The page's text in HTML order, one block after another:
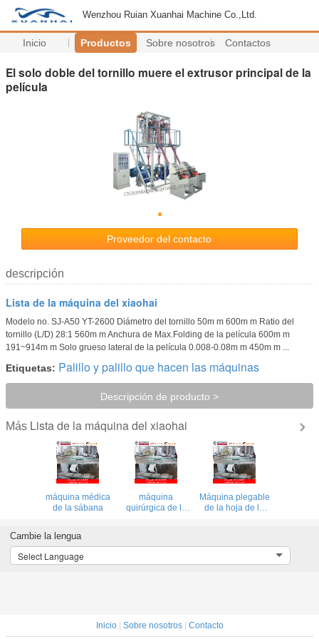
Wenzhou Ruian Xuanhai Machine Co.,Ltd.
Inicio Productos Sobre nosotros Contactos
El solo doble del tornillo muere el extrusor principal de la
película
Proveedor del contacto
descripción
Lista de la máquina del xiaohai
Modelo no. SJ-A50 YT-2600 Diámetro del tornillo 50m m 600m m Ratio del
tornillo (L/D) 28:1 560m m Anchura de Max.Folding de la película 600m m
191~914m m Solo grueso lateral de la película 0.008-0.08m m 450m m ...
Etiquetas: Palillo y palillo que hacen las máquinas
Descripción de producto >
Más Lista de la máquina del xiaohai
máquina médica
de la sábana
máquina
quirúrgica de la
Máquina plegable
de la hoja de la
Cambie la lengua
Select Language
Inicio| Sobre nosotros| Contacto